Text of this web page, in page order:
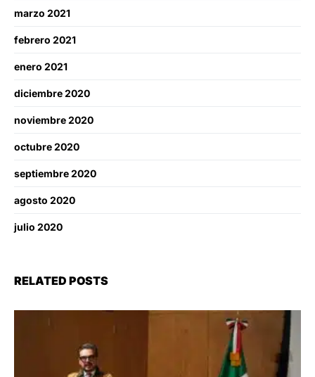
marzo 2021
febrero 2021
enero 2021
diciembre 2020
noviembre 2020
octubre 2020
septiembre 2020
agosto 2020
julio 2020
RELATED POSTS